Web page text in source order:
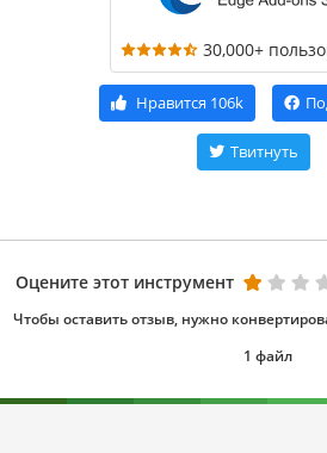
30,000+
Нравится 106k
Твитнуть
Оцените этот инструмент
Чтобы оставить отзыв, нужно
1 файл